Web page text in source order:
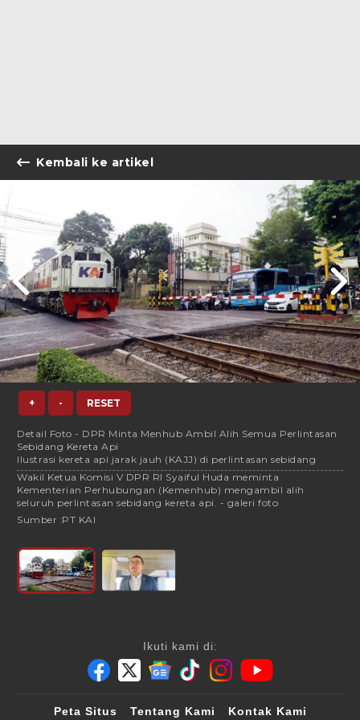
Kembali ke artikel
+ - RESET
Detail Foto - DPR Minta Menhub Ambil Alih Semua Perlintasan
Sebidang Kereta Api
Ilustrasi kereta api jarak jauh (KAJJ) di perlintasan sebidang
Wakil Ketua Komisi V DPR RI Syaiful Huda meminta
Kementerian Perhubungan (Kemenhub) mengambil alih
seluruh perlintasan sebidang kereta api. - galeri foto
Sumber :PT KAI
Ikuti kami di:
Peta Situs Tentang Kami Kontak Kami